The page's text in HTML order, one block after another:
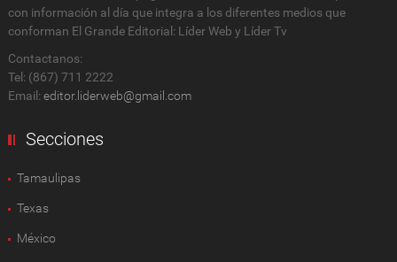
con información al día que integra a los diferentes medios que
conforman El Grande Editorial: Líder Web y Líder Tv
Contactanos:
Tel: (867) 711 2222
Email: editor.liderweb@gmail.com
Secciones
Tamaulipas
Texas
México